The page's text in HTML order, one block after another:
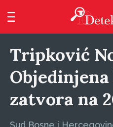
Tripković
zatvora na
Sud Bosne i